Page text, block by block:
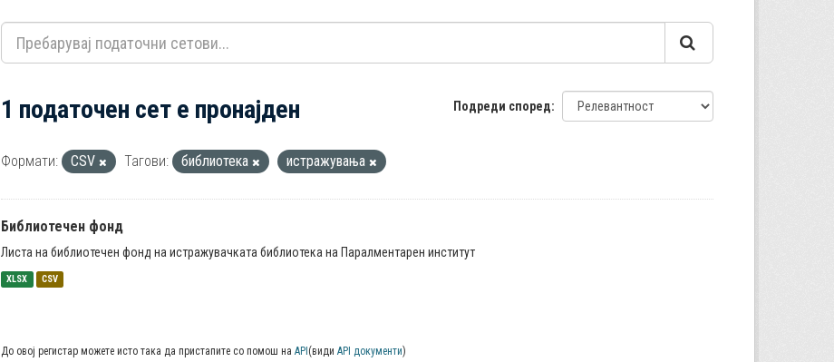
Подреди според
1 податочен сет е пронајден
Формати: CSV Тагови: библиотека истражувања
Библиотечен фонд
Листа на библиотечен фонд на истражувачката библиотека на Паралментарен институт
XLSX CSV
До овој регистар можете исто така да пристапите со помош на API (види API документи)